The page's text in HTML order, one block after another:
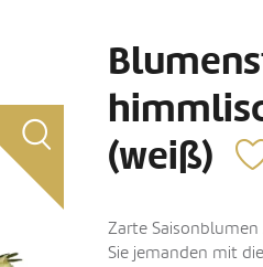
(weiß)
Zarte
Sie jemanden mit